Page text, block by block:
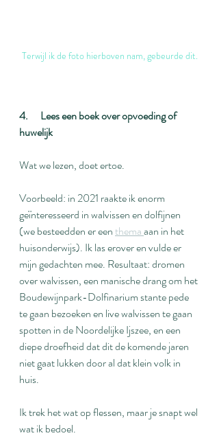
Terwijl ik de foto hierboven nam, gebeurde dit.
4.      Lees een boek over opvoeding of
huwelijk
Wat we lezen, doet ertoe.
Voorbeeld: in 2021 raakte ik enorm
geïnteresseerd in walvissen en dolfijnen
(we besteedden er een thema aan in het
huisonderwijs). Ik las erover en vulde er
mijn gedachten mee. Resultaat: dromen
over walvissen, een manische drang om het
Boudewijnpark-Dolfinarium stante pede
te gaan bezoeken en live walvissen te gaan
spotten in de Noordelijke Ijszee, en een
diepe droefheid dat dit de komende jaren
niet gaat lukken door al dat klein volk in
huis.
Ik trek het wat op flessen, maar je snapt wel
wat ik bedoel.